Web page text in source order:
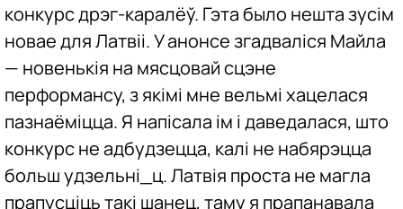
конкурс дрэг-каралёў. Гэта было нешта зусім
новае для Латвіі. У анонсе згадваліся Майла
— новенькія на мясцовай сцэне
перформансу, з якімі мне вельмі хацелася
пазнаёміцца. Я напісала ім і даведалася, што
конкурс не адбудзецца, калі не набярэцца
больш удзельні_ц. Латвія проста не магла
прапусціць такі шанец, таму я прапанавала